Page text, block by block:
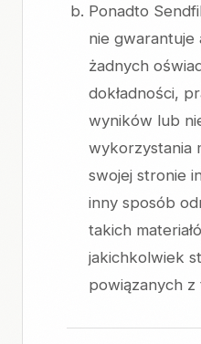
Ponadto
nie gwarantuje
żadnych
dokładności,
wyników lub
wykorzystania
swojej stronie
inny sposób
takich
jakichkolwiek
powiązanych z